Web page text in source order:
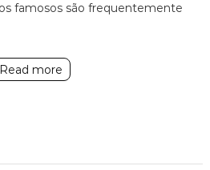
famosos são frequentemente
Read more